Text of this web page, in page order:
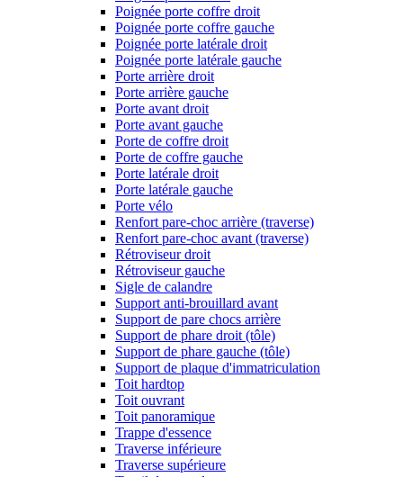
Poignée porte coffre droit
Poignée porte coffre gauche
Poignée porte latérale droit
Poignée porte latérale gauche
Porte arrière droit
Porte arrière gauche
Porte avant droit
Porte avant gauche
Porte de coffre droit
Porte de coffre gauche
Porte latérale droit
Porte latérale gauche
Porte vélo
Renfort pare-choc arrière (traverse)
Renfort pare-choc avant (traverse)
Rétroviseur droit
Rétroviseur gauche
Sigle de calandre
Support anti-brouillard avant
Support de pare chocs arrière
Support de phare droit (tôle)
Support de phare gauche (tôle)
Support de plaque d'immatriculation
Toit hardtop
Toit ouvrant
Toit panoramique
Trappe d'essence
Traverse inférieure
Traverse supérieure